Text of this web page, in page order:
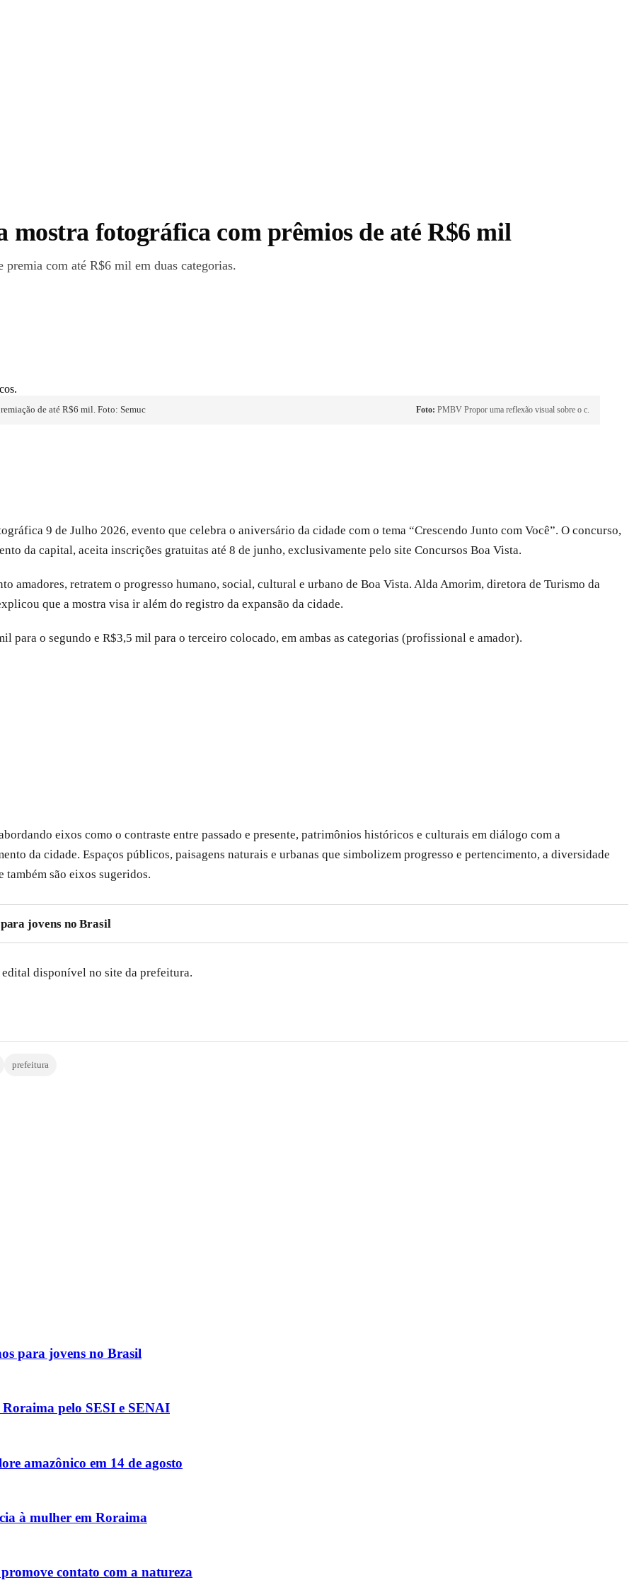
mostra fotográfica com prêmios de até R$6 mil
com até R$6 mil em duas categorias.
de até R$6 mil. Foto: Semuc Foto: PMBV Propor uma reflexão visual sobre o c.
9 de Julho 2026, evento que celebra o aniversário da cidade com o tema “Crescendo Junto com Você”. O concurso,
da capital, aceita inscrições gratuitas até 8 de junho, exclusivamente pelo site Concursos Boa Vista.
amadores, retratem o progresso humano, social, cultural e urbano de Boa Vista. Alda Amorim, diretora de Turismo da
que a mostra visa ir além do registro da expansão da cidade.
o segundo e R$3,5 mil para o terceiro colocado, em ambas as categorias (profissional e amador).
eixos como o contraste entre passado e presente, patrimônios históricos e culturais em diálogo com a
da cidade. Espaços públicos, paisagens naturais e urbanas que simbolizem progresso e pertencimento, a diversidade
são eixos sugeridos.
jovens no Brasil
disponível no site da prefeitura.
prefeitura
para jovens no Brasil
pelo SESI e SENAI
amazônico em 14 de agosto
à mulher em Roraima
contato com a natureza